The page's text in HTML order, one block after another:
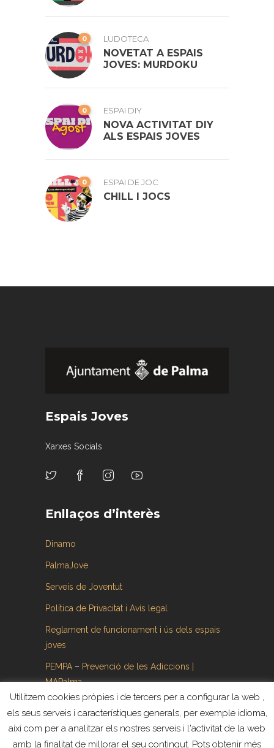
0 LUDOTECA
NOVETAT A ESPAIS
JOVES: MURDOKU
0 ESPAI DIY
NOVA ACTIVITAT DIY
ALS ESPAIS JOVES
0 ESPAI DE JOC
CHILL I JOCS
Espais Joves
Xarxes Socials
Enllaços d’interès
Dinamo
PalmaJove
Serveis de Joventut
Política de Privacitat i Avís legal
Reglament de funcionament i ús dels espais
joves
PEMPA – Prevenció de les Adiccions |
MAPalma
Utilitzem cookies pròpies i de tercers per a configurar la web ,
els seus serveis i característiques generals, per exemple idioma,
així com per a analitzar els nostres serveis i l'activitat de la web
amb la finalitat de millorar el seu contingut. Pots obtenir més